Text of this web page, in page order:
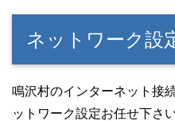
ネットワーク設
鳴沢村のインターネット接
ットワーク設定お任せ下さい